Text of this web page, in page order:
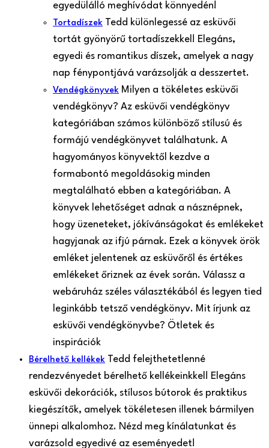
egyedülálló meghívódat könnyedén!
Tortadíszek Tedd különlegessé az esküvői
tortát gyönyörű tortadíszekkel! Elegáns,
egyedi és romantikus díszek, amelyek a nagy
nap fénypontjává varázsolják a desszertet.
Vendégkönyvek Milyen a tökéletes esküvői
vendégkönyv? Az esküvői vendégkönyv
kategóriában számos különböző stílusú és
formájú vendégkönyvet találhatunk. A
hagyományos könyvektől kezdve a
formabontó megoldásokig minden
megtalálható ebben a kategóriában. A
könyvek lehetőséget adnak a násznépnek,
hogy üzeneteket, jókívánságokat és emlékeket
hagyjanak az ifjú párnak. Ezek a könyvek örök
emléket jelentenek az esküvőről és értékes
emlékeket őriznek az évek során. Válassz a
webáruház széles választékából és legyen tied
leginkább tetsző vendégkönyv. Mit írjunk az
esküvői vendégkönyvbe? Ötletek és
inspirációk
Bérelhető kellékek Tedd felejthetetlenné
rendezvényedet bérelhető kellékeinkkel! Elegáns
esküvői dekorációk, stílusos bútorok és praktikus
kiegészítők, amelyek tökéletesen illenek bármilyen
ünnepi alkalomhoz. Nézd meg kínálatunkat és
varázsold egyedivé az eseményedet!